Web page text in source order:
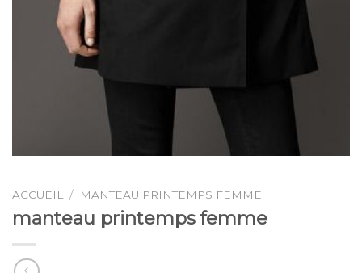
ACCUEIL / MANTEAU PRINTEMPS FEMME
manteau printemps femme